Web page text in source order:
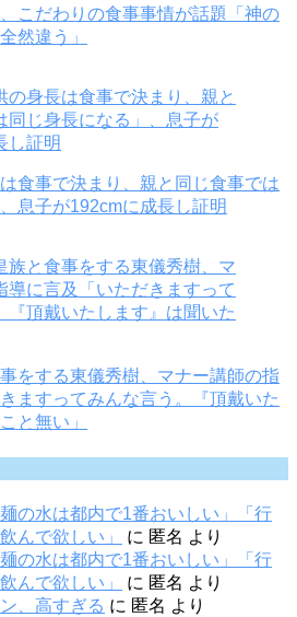
、こだわりの食事事情が話題「神の
然違う」
食事で決まり、親と同じ食事では
息子が192cmに成長し証明
をする東儀秀樹、マナー講師の指
ますってみんな言う。『頂戴いた
と無い」
の水は都内で1番おいしい」「行
んで欲しい」
に 匿名 より
の水は都内で1番おいしい」「行
んで欲しい」
に 匿名 より
、高すぎる に 匿名 より